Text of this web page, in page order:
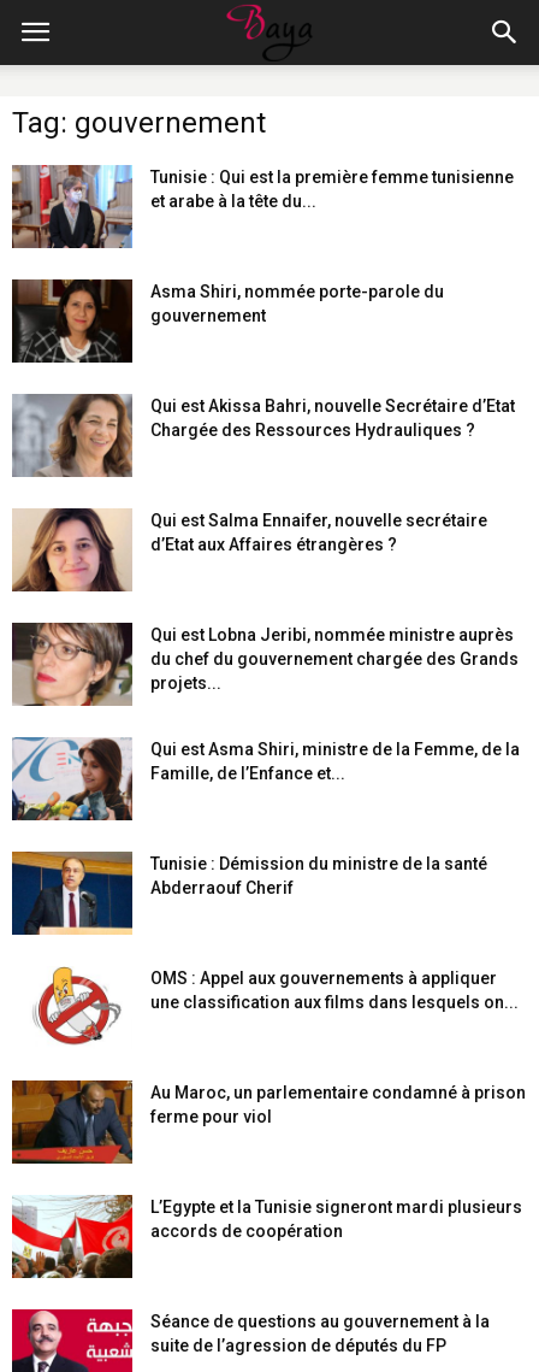
Tag: gouvernement
Tunisie : Qui est la première femme tunisienne
et arabe à la tête du...
Asma Shiri, nommée porte-parole du
gouvernement
Qui est Akissa Bahri, nouvelle Secrétaire d’Etat
Chargée des Ressources Hydrauliques ?
Qui est Salma Ennaifer, nouvelle secrétaire
d’Etat aux Affaires étrangères ?
Qui est Lobna Jeribi, nommée ministre auprès
du chef du gouvernement chargée des Grands
projets...
Qui est Asma Shiri, ministre de la Femme, de la
Famille, de l’Enfance et...
Tunisie : Démission du ministre de la santé
Abderraouf Cherif
OMS : Appel aux gouvernements à appliquer
une classification aux films dans lesquels on...
Au Maroc, un parlementaire condamné à prison
ferme pour viol
L’Egypte et la Tunisie signeront mardi plusieurs
accords de coopération
Séance de questions au gouvernement à la
suite de l’agression de députés du FP